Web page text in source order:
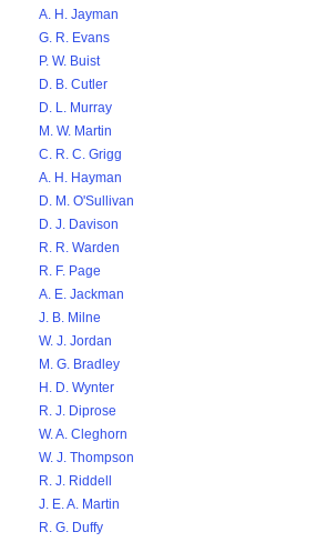
A. H. Jayman
G. R. Evans
P. W. Buist
D. B. Cutler
D. L. Murray
M. W. Martin
C. R. C. Grigg
A. H. Hayman
D. M. O'Sullivan
D. J. Davison
R. R. Warden
R. F. Page
A. E. Jackman
J. B. Milne
W. J. Jordan
M. G. Bradley
H. D. Wynter
R. J. Diprose
W. A. Cleghorn
W. J. Thompson
R. J. Riddell
J. E. A. Martin
R. G. Duffy